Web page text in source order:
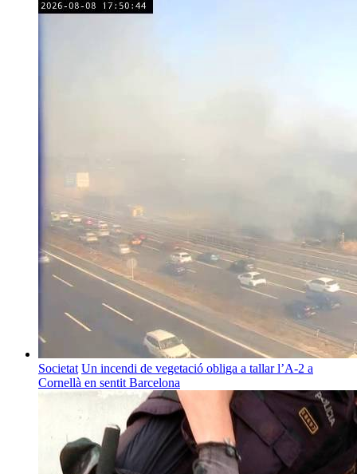
Societat Un incendi de vegetació obliga a tallar l’A-2 a
Cornellà en sentit Barcelona